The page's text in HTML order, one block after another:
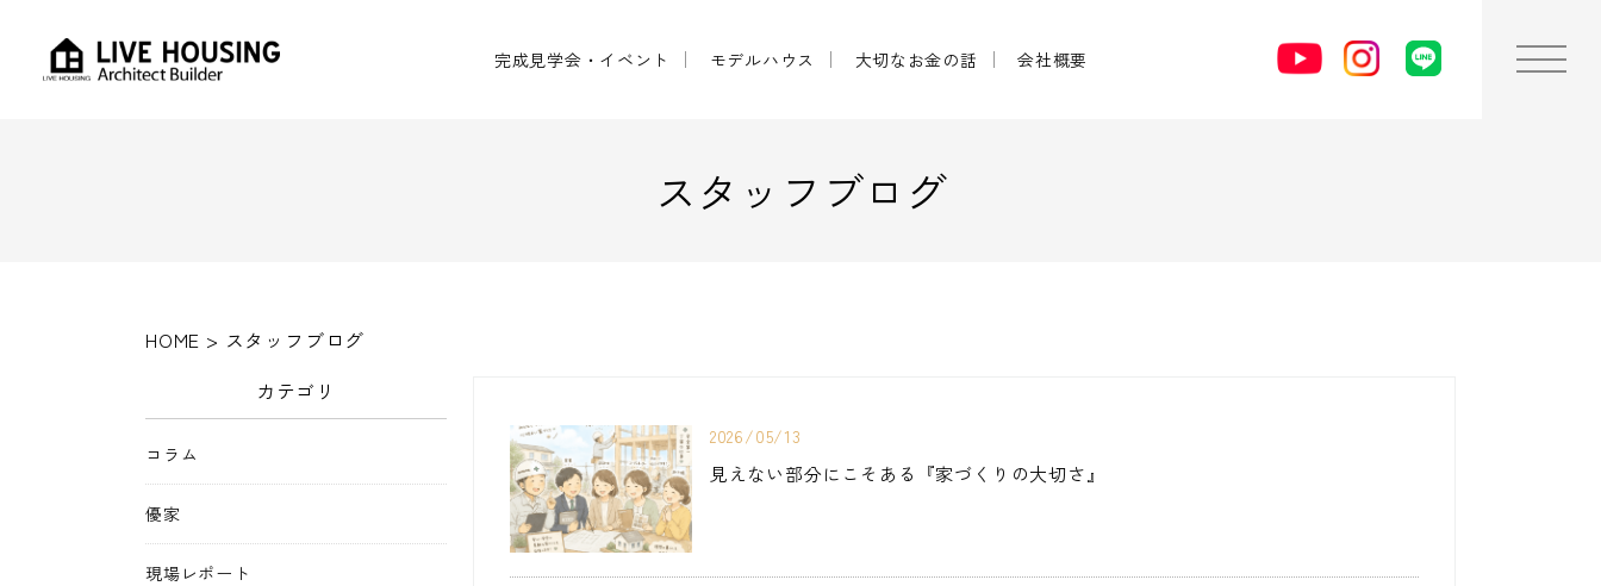
完成見学会・イベント モデルハウス 大切なお金の話 会社概要
スタッフブログ
HOME > スタッフブログ
2026/05/13
見えない部分にこそある『家づくりの大切さ』
カテゴリ
コラム
優家
現場レポート